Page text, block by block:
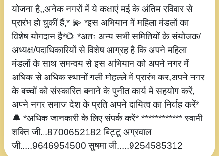
योजना है,,अनेक नगरों में ये कक्षाएं मई के अंतिम रविवार से
प्रारंभ हो चुकीं हैं,* 💫 *इस अभियान में महिला मंडलों का
विशेष योगदान है*🌻 *अतः अन्य सभी समितियों के संयोजक/
अध्यक्ष/पदाधिकारियों से विशेष आग्रह है कि अपने महिला
मंडलों के साथ समन्वय से इस अभियान को अपने नगर में
अधिक से अधिक स्थानों गली मोहल्ले में प्रारंभ कर,अपने नगर
के बच्चों को संस्कारित बनाने के पुनीत कार्य में सहयोग करें,
अपने नगर समाज देश के प्रति अपने दायित्व का निर्वाह करें*
🔔 *अधिक जानकारी के लिए संपर्क करें* ************ स्वामी
शक्ति जी...8700652182 बिट्टू अग्रवाल
जी.....9646954500 सुषमा जी.....9254585312